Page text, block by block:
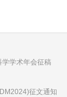
学术年会征稿
征文通知